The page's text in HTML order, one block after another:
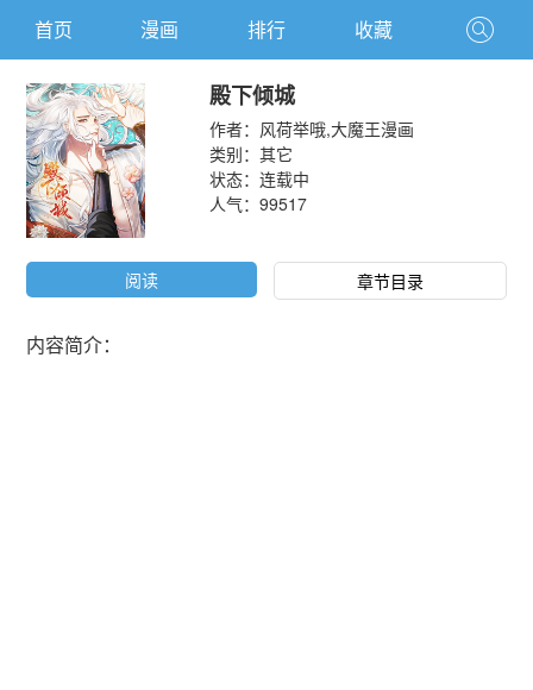
首页 漫画 排行 收藏
殿下倾城
作者： 风荷举哦,大魔王漫画
类别： 其它
状态：连载中
人气： 99517
阅读 章节目录
内容简介：